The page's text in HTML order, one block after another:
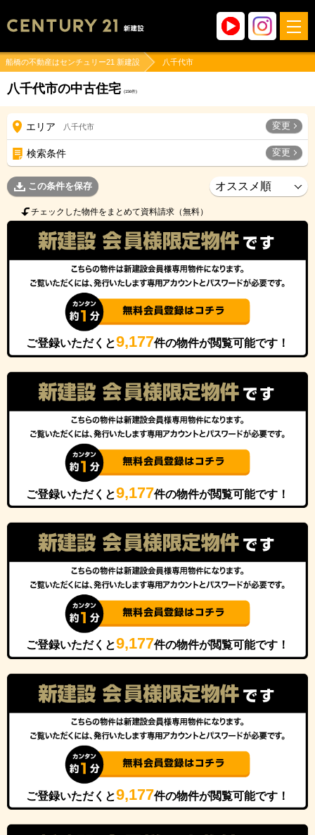
船橋の不動産はセンチュリー21 新建設 八千代市
八千代市の中古住宅 (156件)
エリア 八千代市 変更
検索条件 変更
この条件を保存
チェックした物件をまとめて資料請求（無料）
ご登録いただくと9,177件の物件が閲覧可能です！
ご登録いただくと9,177件の物件が閲覧可能です！
ご登録いただくと9,177件の物件が閲覧可能です！
ご登録いただくと9,177件の物件が閲覧可能です！